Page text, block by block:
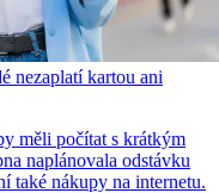
nezaplatí kartou ani
měli počítat s krátkým
naplánovala odstávku
také nákupy na internetu.